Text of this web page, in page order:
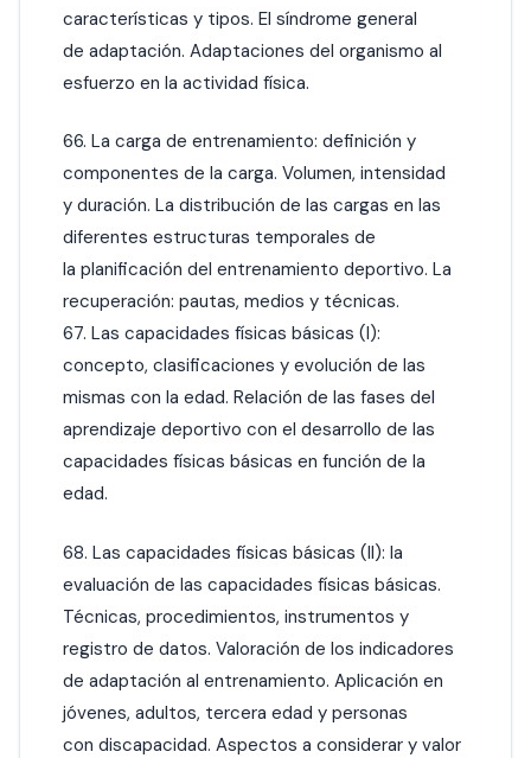
características y tipos. El síndrome general
de adaptación. Adaptaciones del organismo al
esfuerzo en la actividad física.
66. La carga de entrenamiento: definición y
componentes de la carga. Volumen, intensidad
y duración. La distribución de las cargas en las
diferentes estructuras temporales de
la planificación del entrenamiento deportivo. La
recuperación: pautas, medios y técnicas.
67. Las capacidades físicas básicas (I):
concepto, clasificaciones y evolución de las
mismas con la edad. Relación de las fases del
aprendizaje deportivo con el desarrollo de las
capacidades físicas básicas en función de la
edad.
68. Las capacidades físicas básicas (II): la
evaluación de las capacidades físicas básicas.
Técnicas, procedimientos, instrumentos y
registro de datos. Valoración de los indicadores
de adaptación al entrenamiento. Aplicación en
jóvenes, adultos, tercera edad y personas
con discapacidad. Aspectos a considerar y valor